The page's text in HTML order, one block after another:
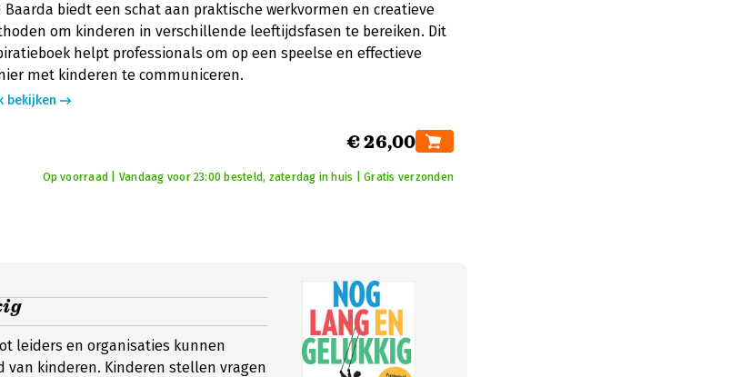
Baarda biedt een schat aan praktische werkvormen en creatieve
om kinderen in verschillende leeftijdsfasen te bereiken. Dit
helpt professionals om op een speelse en effectieve
met kinderen te communiceren.
bekijken
€ 26,00
Op voorraad | Vandaag voor 23:00 besteld, zaterdag in huis | Gratis verzonden
leiders en organisaties kunnen
van kinderen. Kinderen stellen vragen